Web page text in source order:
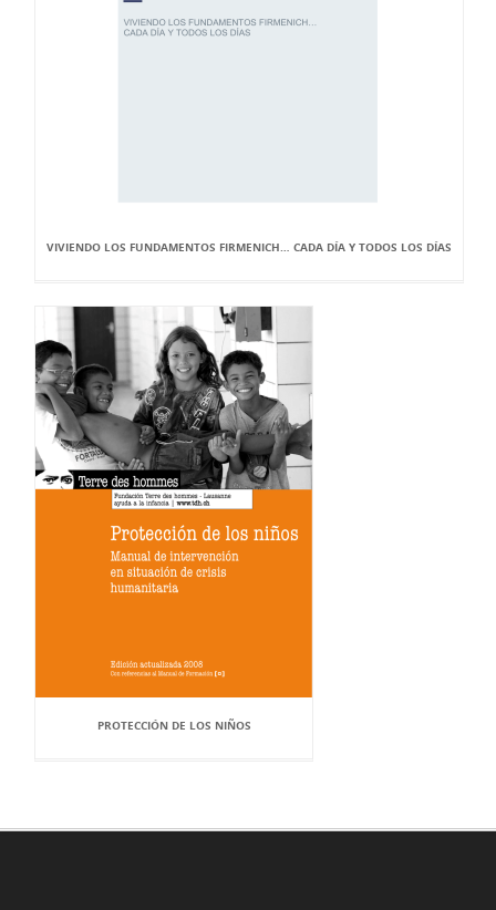
VIVIENDO LOS FUNDAMENTOS FIRMENICH… CADA DÍA Y TODOS LOS DÍAS
PROTECCIÓN DE LOS NIÑOS